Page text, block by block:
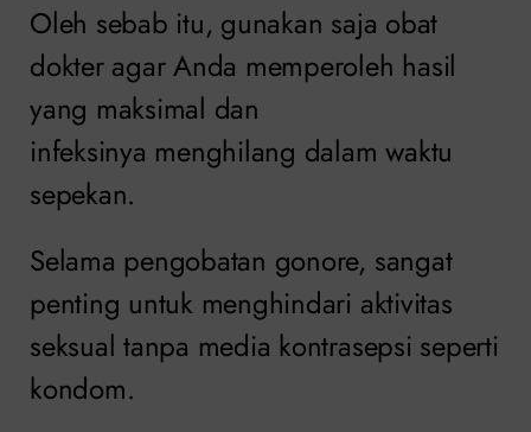
Oleh sebab itu, gunakan saja obat
dokter agar Anda memperoleh hasil
yang maksimal dan
infeksinya menghilang dalam waktu
sepekan.
Selama pengobatan gonore, sangat
penting untuk menghindari aktivitas
seksual tanpa media kontrasepsi seperti
kondom.